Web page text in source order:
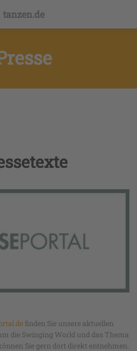
tanzen.de
finden Sie unsere aktuellen
die Swinging World und das Thema
Sie gern dort direkt entnehmen.